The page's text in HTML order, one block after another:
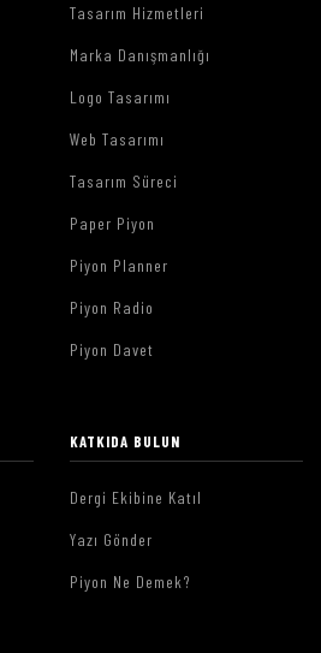
Tasarım Hizmetleri
Marka Danışmanlığı
Logo Tasarımı
Web Tasarımı
Tasarım Süreci
Paper Piyon
Piyon Planner
Piyon Radio
Piyon Davet
KATKIDA BULUN
Dergi Ekibine Katıl
Yazı Gönder
Piyon Ne Demek?